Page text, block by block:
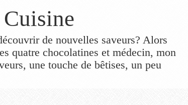
Cuisine
de nouvelles saveurs? Alors
quatre chocolatines et médecin, mon
une touche de bêtises, un peu